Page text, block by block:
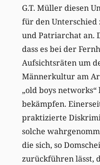
G.T. Müller diesen
für den Unterschied
und Patriarchat an.
dass es bei der
Aufsichtsräten um
Männerkultur am
„old boys
bekämpfen.
praktizierte
solche
die sich, so
zurückführen lässt,